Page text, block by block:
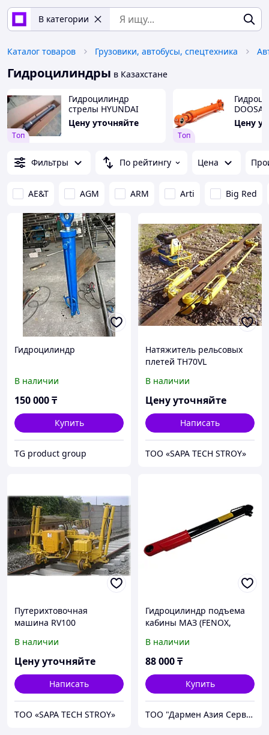
В категории
Каталог товаров Грузовики, автобусы, спецтехника
Гидроцилиндры в Казахстане
Tоп
Гидроцилиндр
стрелы HYUNDAI
Цену уточняйте
Tоп
Цену
Фильтры По рейтингу Цена
AE&T AGM ARM Arti Big Red
Гидроцилиндр
В наличии
150 000₸
Купить
TG product group
Натяжитель рельсовых
плетей TH70VL
В наличии
Цену уточняйте
Написать
ТОО «SAPA TECH STROY»
Путерихтовочная
машина RV100
В наличии
Цену уточняйте
Написать
ТОО «SAPA TECH STROY»
Гидроцилиндр подъема
кабины МАЗ (FENOX,
В наличии
88 000₸
Купить
ТОО "Дармен Азия Сервис"